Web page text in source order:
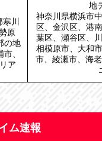
川
原
の地
、
ア
地
神奈川県横浜市
区、金沢区、港
葉区、瀬谷区、
相模原市、大和
市、綾瀬市、海
ム速報